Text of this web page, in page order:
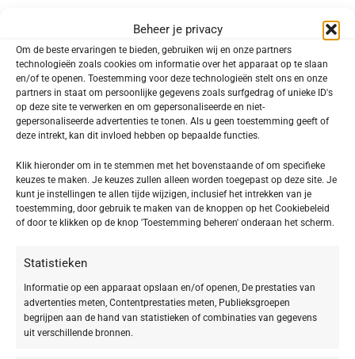
Beheer je privacy
Om de beste ervaringen te bieden, gebruiken wij en onze partners
technologieën zoals cookies om informatie over het apparaat op te slaan
en/of te openen. Toestemming voor deze technologieën stelt ons en onze
partners in staat om persoonlijke gegevens zoals surfgedrag of unieke ID's
op deze site te verwerken en om gepersonaliseerde en niet-
gepersonaliseerde advertenties te tonen. Als u geen toestemming geeft of
deze intrekt, kan dit invloed hebben op bepaalde functies.
Klik hieronder om in te stemmen met het bovenstaande of om specifieke
keuzes te maken. Je keuzes zullen alleen worden toegepast op deze site. Je
kunt je instellingen te allen tijde wijzigen, inclusief het intrekken van je
toestemming, door gebruik te maken van de knoppen op het Cookiebeleid
of door te klikken op de knop 'Toestemming beheren' onderaan het scherm.
Statistieken
Informatie op een apparaat opslaan en/of openen, De prestaties van
advertenties meten, Contentprestaties meten, Publieksgroepen
begrijpen aan de hand van statistieken of combinaties van gegevens
uit verschillende bronnen.
€39,90
67,90 € 54,32
€ 69,90 €55,92